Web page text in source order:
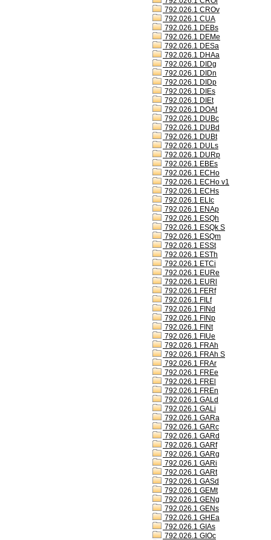
792.026.1 CROv
792.026.1 CUA
792.026.1 DEBs
792.026.1 DEMe
792.026.1 DESa
792.026.1 DHAa
792.026.1 DIDg
792.026.1 DIDn
792.026.1 DIDp
792.026.1 DIEs
792.026.1 DIEt
792.026.1 DOAt
792.026.1 DUBc
792.026.1 DUBd
792.026.1 DUBt
792.026.1 DULs
792.026.1 DURp
792.026.1 EBEs
792.026.1 ECHo
792.026.1 ECHo v1
792.026.1 ECHs
792.026.1 ELIc
792.026.1 ENAp
792.026.1 ESQh
792.026.1 ESQk S
792.026.1 ESQm
792.026.1 ESSt
792.026.1 ESTh
792.026.1 ETCi
792.026.1 EURe
792.026.1 EURl
792.026.1 FERf
792.026.1 FILf
792.026.1 FINd
792.026.1 FINp
792.026.1 FINt
792.026.1 FIUe
792.026.1 FRAh
792.026.1 FRAh S
792.026.1 FRAr
792.026.1 FREe
792.026.1 FREl
792.026.1 FREn
792.026.1 GALd
792.026.1 GALi
792.026.1 GARa
792.026.1 GARc
792.026.1 GARd
792.026.1 GARf
792.026.1 GARg
792.026.1 GARi
792.026.1 GARt
792.026.1 GASd
792.026.1 GEMt
792.026.1 GENg
792.026.1 GENs
792.026.1 GHEa
792.026.1 GIAs
792.026.1 GIOc